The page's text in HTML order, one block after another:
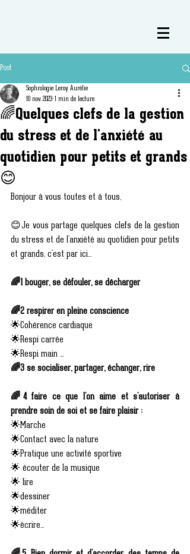
Post
🌈Quelques clefs de la gestion
du stress et de l'anxiété au
quotidien pour petits et grands
😊
Sophrologie Leroy Aurélie
10 nov. 2023 1 min de lecture
Bonjour à vous toutes et à tous,
😊Je vous partage quelques clefs de la gestion
du stress et de l'anxiété au quotidien pour petits
et grands, c'est par ici...
🌈1 bouger, se défouler, se décharger
🌈2 respirer en pleine conscience
🌟Cohérence cardiaque
🌟Respi carrée
🌟Respi main ...
🌈3 se socialiser, partager, échanger, rire
🌈4 faire ce que l'on aime et s'autoriser à
prendre soin de soi et se faire plaisir :
🌟Marche
🌟Contact avec la nature
🌟Pratique une activité sportive
🌟 écouter de la musique
🌟 lire
🌟dessiner
🌟méditer
🌟écrire...